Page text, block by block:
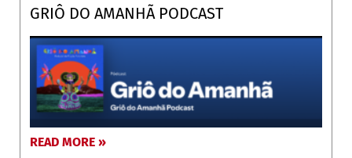
GRIÔ DO AMANHÃ PODCAST
READ MORE »